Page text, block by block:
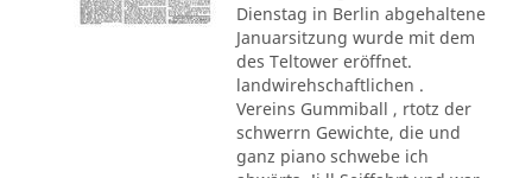
Dienstag in Berlin abgehaltene
Januarsitzung wurde mit dem
des Teltower eröffnet.
landwirehschaftlichen .
Vereins Gummiball , rtotz der
schwerrn Gewichte, die und
ganz piano schwebe ich